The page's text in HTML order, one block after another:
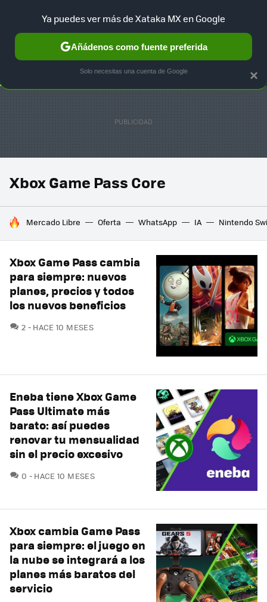
SELECCIÓN GAMING HOME AUTO TERRITORIO
Xbox Game Pass Core
HOY SE HABLA DE
Mercado Libre Oferta WhatsApp IA Nintendo
Xbox Game Pass cambia
para siempre: nuevos
planes, precios y todos
los nuevos beneficios
2 COMENTARIOS
HACE 10 MESES
Eneba tiene Xbox Game
Pass Ultimate más
barato: así puedes
renovar tu mensualidad
sin el precio excesivo
0 COMENTARIOS
HACE 10 MESES
Xbox cambia Game Pass
para siempre: el juego en
la nube se integrará a los
planes más baratos del
servicio
×
Ya puedes ver más de Xataka MX en Google
Añádenos como fuente preferida
Solo necesitas una cuenta de Google